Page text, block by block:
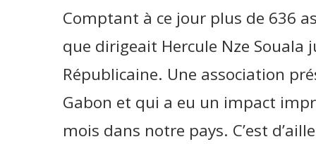
Comptant à ce jour plus de 636
que dirigeait Hercule Nze Souala
Républicaine. Une association
Gabon et qui a eu un impact
mois dans notre pays. C’est